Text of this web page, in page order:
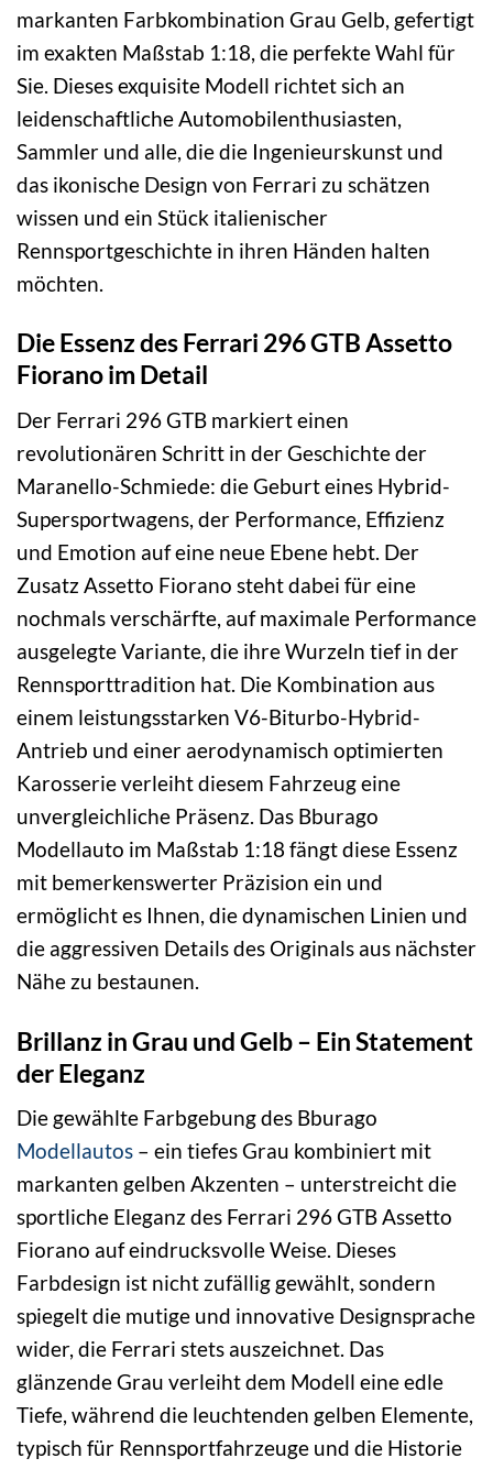
markanten Farbkombination Grau Gelb, gefertigt
im exakten Maßstab 1:18, die perfekte Wahl für
Sie. Dieses exquisite Modell richtet sich an
leidenschaftliche Automobilenthusiasten,
Sammler und alle, die die Ingenieurskunst und
das ikonische Design von Ferrari zu schätzen
wissen und ein Stück italienischer
Rennsportgeschichte in ihren Händen halten
möchten.
Die Essenz des Ferrari 296 GTB Assetto
Fiorano im Detail
Der Ferrari 296 GTB markiert einen
revolutionären Schritt in der Geschichte der
Maranello-Schmiede: die Geburt eines Hybrid-
Supersportwagens, der Performance, Effizienz
und Emotion auf eine neue Ebene hebt. Der
Zusatz Assetto Fiorano steht dabei für eine
nochmals verschärfte, auf maximale Performance
ausgelegte Variante, die ihre Wurzeln tief in der
Rennsporttradition hat. Die Kombination aus
einem leistungsstarken V6-Biturbo-Hybrid-
Antrieb und einer aerodynamisch optimierten
Karosserie verleiht diesem Fahrzeug eine
unvergleichliche Präsenz. Das Bburago
Modellauto im Maßstab 1:18 fängt diese Essenz
mit bemerkenswerter Präzision ein und
ermöglicht es Ihnen, die dynamischen Linien und
die aggressiven Details des Originals aus nächster
Nähe zu bestaunen.
Brillanz in Grau und Gelb – Ein Statement
der Eleganz
Die gewählte Farbgebung des Bburago
Modellautos – ein tiefes Grau kombiniert mit
markanten gelben Akzenten – unterstreicht die
sportliche Eleganz des Ferrari 296 GTB Assetto
Fiorano auf eindrucksvolle Weise. Dieses
Farbdesign ist nicht zufällig gewählt, sondern
spiegelt die mutige und innovative Designsprache
wider, die Ferrari stets auszeichnet. Das
glänzende Grau verleiht dem Modell eine edle
Tiefe, während die leuchtenden gelben Elemente,
typisch für Rennsportfahrzeuge und die Historie